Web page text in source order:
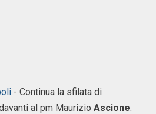
- Continua la sfilata di
al pm Maurizio Ascione.